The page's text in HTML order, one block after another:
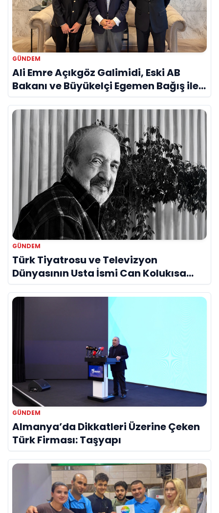
GÜNDEM
Ali Emre Açıkgöz Galimidi, Eski AB
Bakanı ve Büyükelçi Egemen Bağış ile
Bir Araya Geldi
GÜNDEM
Türk Tiyatrosu ve Televizyon
Dünyasının Usta İsmi Can Kolukısa
Hayatını Kaybetti
GÜNDEM
Almanya’da Dikkatleri Üzerine Çeken
Türk Firması: Taşyapı